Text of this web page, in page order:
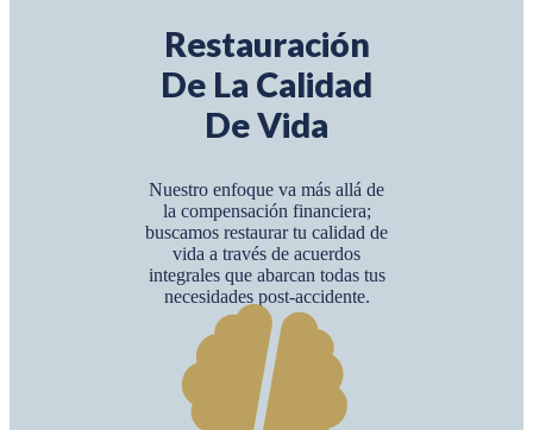
Restauración
De La Calidad
De Vida
Nuestro enfoque va más allá de
la compensación financiera;
buscamos restaurar tu calidad de
vida a través de acuerdos
integrales que abarcan todas tus
necesidades post-accidente.